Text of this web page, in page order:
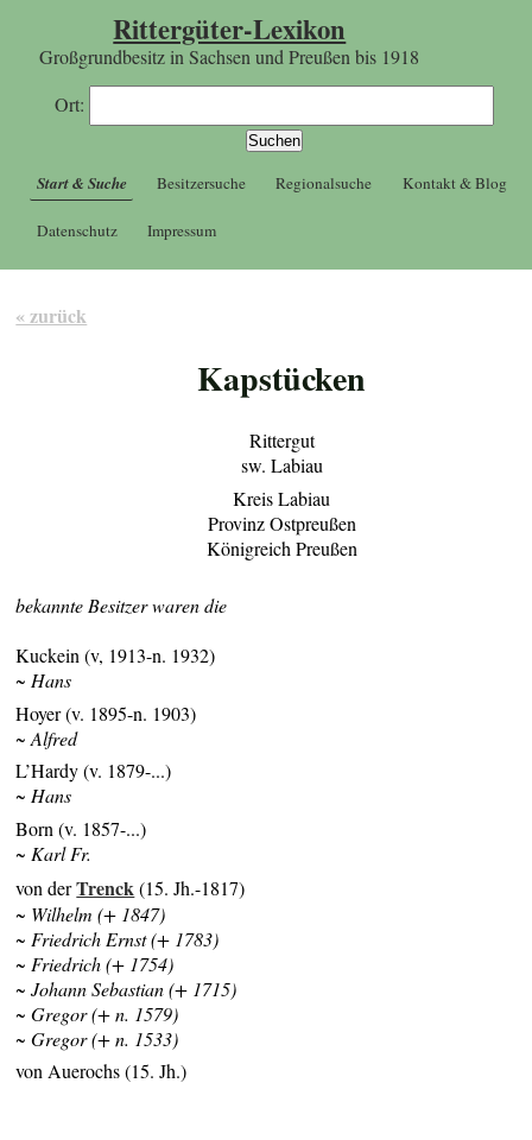
Rittergüter-Lexikon
Großgrundbesitz in Sachsen und Preußen bis 1918
Ort:
Start & Suche Besitzersuche Regionalsuche Kontakt & Blog
Datenschutz Impressum
« zurück
Kapstücken
Rittergut
sw. Labiau
Kreis Labiau
Provinz Ostpreußen
Königreich Preußen
bekannte Besitzer waren die
Kuckein (v, 1913-n. 1932)
~ Hans
Hoyer (v. 1895-n. 1903)
~ Alfred
L’Hardy (v. 1879-...)
~ Hans
Born (v. 1857-...)
~ Karl Fr.
von derTrenck(15. Jh.-1817)
~ Wilhelm (+ 1847)
~ Friedrich Ernst (+ 1783)
~ Friedrich (+ 1754)
~ Johann Sebastian (+ 1715)
~ Gregor (+ n. 1579)
~ Gregor (+ n. 1533)
von Auerochs (15. Jh.)